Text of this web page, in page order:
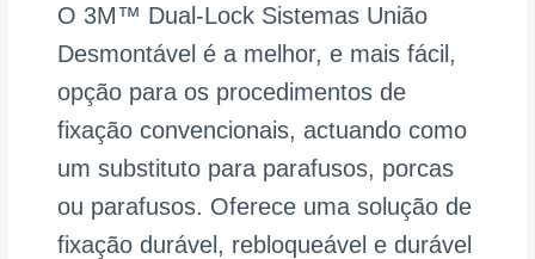
O 3M™ Dual-Lock Sistemas União
Desmontável é a melhor, e mais fácil,
opção para os procedimentos de
fixação convencionais, actuando como
um substituto para parafusos, porcas
ou parafusos. Oferece uma solução de
fixação durável, rebloqueável e durável